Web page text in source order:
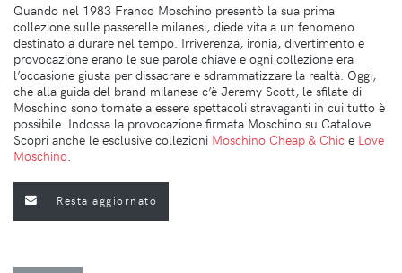
Quando nel 1983 Franco Moschino presentò la sua prima
collezione sulle passerelle milanesi, diede vita a un fenomeno
destinato a durare nel tempo. Irriverenza, ironia, divertimento e
provocazione erano le sue parole chiave e ogni collezione era
l’occasione giusta per dissacrare e sdrammatizzare la realtà. Oggi,
che alla guida del brand milanese c’è Jeremy Scott, le sfilate di
Moschino sono tornate a essere spettacoli stravaganti in cui tutto è
possibile. Indossa la provocazione firmata Moschino su Catalove.
Scopri anche le esclusive collezioni Moschino Cheap & Chic e Love
Moschino
Resta aggiornato